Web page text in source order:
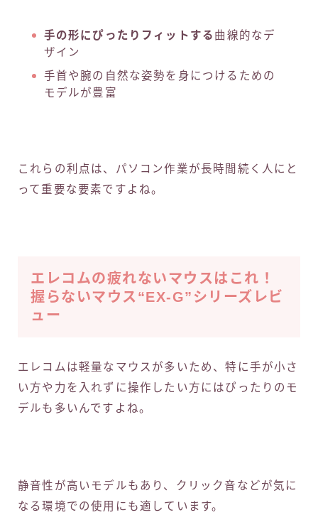
手の形にぴったりフィットする 曲線的なデ
ザイン
手首や腕の自然な姿勢を身につけるための
モデルが豊富
これらの利点は、パソコン作業が長時間続く人にと
って重要な要素ですよね。
エレコムの疲れないマウスはこれ！
握らないマウス“EX-G”シリーズレビ
ュー
エレコムは軽量なマウスが多いため、特に手が小さ
い方や力を入れずに操作したい方にはぴったりのモ
デルも多いんですよね。
静音性が高いモデルもあり、クリック音などが気に
なる環境での使用にも適しています。